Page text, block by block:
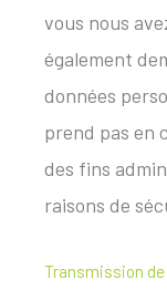
vous nous
également
données
prend pas en
des fins
raisons de
Transmission